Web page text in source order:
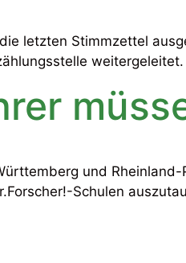
letzten Stimmzettel
und
Schulen